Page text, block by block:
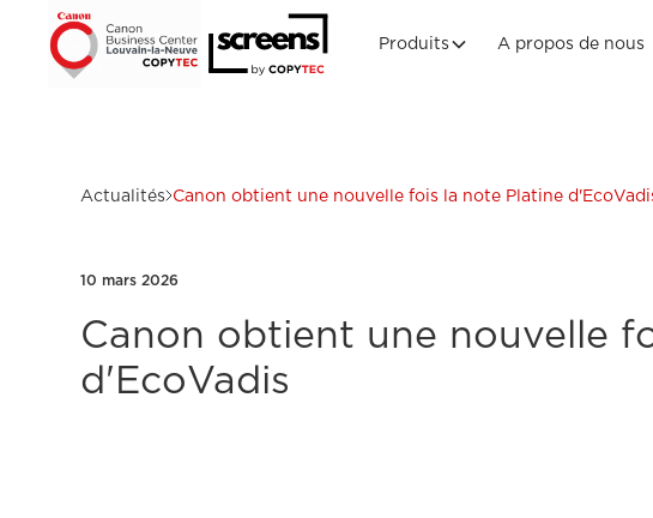
Produits A propos de nous
Actualités Canon obtient une nouvelle fois la note Platine
10 mars 2026
Canon obtient une nouvelle
d'EcoVadis